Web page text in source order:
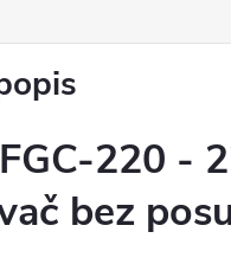
220 -
bez